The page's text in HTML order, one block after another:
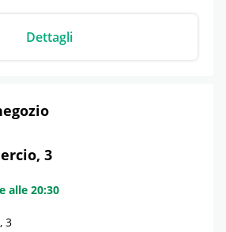
Dettagli
3
alle 20:30
3